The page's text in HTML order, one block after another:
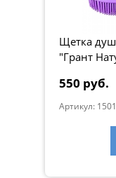
Щетка
"Грант
550 руб.
Артикул: